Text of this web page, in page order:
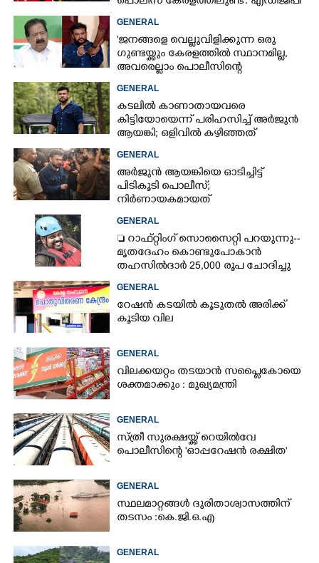
GENERAL
'ജനങ്ങളെ വെല്ലുവിളിക്കുന്ന ഒരു
ഗുണ്ടയ്ക്കും കേരളത്തിൽ സ്ഥാനമില്ല,​
അവരെല്ലാം പൊലീസിന്റെ
GENERAL
കടലിൽ കാണാതായവരെ
കിട്ടിയോയെന്ന് പരിഹസിച്ച് അർജുൻ
ആയങ്കി; ഒളിവിൽ കഴിഞ്ഞത്
GENERAL
അർജുൻ ആയങ്കിയെ ഓടിച്ചിട്ട്
പിടികൂടി പൊലീസ്;
നിർണായകമായത്
സംശയം
GENERAL
 റാഫ്റ്റിംഗ് സൊസൈറ്റി പറയുന്നു--
മൃതദേഹം കൊണ്ടുപോകാൻ
തഹസിൽദാർ 25,000 രൂപ ചോദിച്ചു
GENERAL
റേഷൻ കടയിൽ കൂടുതൽ അരിക്ക്
കൂടിയ വില
GENERAL
വിലക്കയറ്റം തടയാൻ സപ്ലൈകോയെ
ശക്തമാക്കും : മുഖ്യമന്ത്രി
GENERAL
സ്ത്രീ സുരക്ഷയ്ക്ക് റെയിൽവേ
പൊലീസിന്റെ 'ഓപ്പറേഷൻ രക്ഷിത'
GENERAL
സ്ഥലമാറ്റങ്ങൾ ദുരിതാശ്വാസത്തിന്
തടസം :കെ.ജി.ഒ.എ
GENERAL